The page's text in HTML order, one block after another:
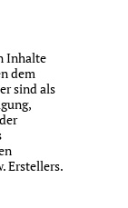
Inhalte
dem
sind als
Erstellers.